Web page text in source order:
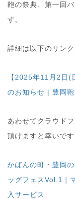
鞄の祭典、第一回
す。
詳細は以下のリン
【2025年11月2日
のお知らせ | 豊岡鞄
あわせてクラウド
頂けますと幸いです
かばんの町・豊岡
ッグフェスVol.1｜
入サービス